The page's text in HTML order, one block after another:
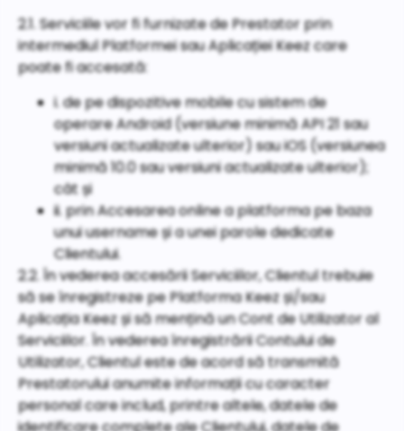
2.1. Serviciile vor fi furnizate de Prestator prin
intermediul Platformei sau Aplicației Keez care
poate fi accesată:
i. de pe dispozitive mobile cu sistem de
operare Android (versiune minimă API 21 sau
versiuni actualizate ulterior) sau iOS (versiunea
minimă 10.0 sau versiuni actualizate ulterior);
cât și
ii. prin Accesarea online a platforma pe baza
unui username și a unei parole dedicate
Clientului.
2.2. În vederea accesării Serviciilor, Clientul trebuie
să se înregistreze pe Platforma Keez și/sau
Aplicația Keez și să mențină un Cont de Utilizator al
Serviciilor. În vederea înregistrării Contului de
Utilizator, Clientul este de acord să transmită
Prestatorului anumite informații cu caracter
personal care includ, printre altele, datele de
identificare complete ale Clientului, datele de